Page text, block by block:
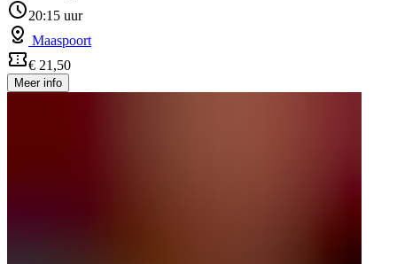
20:15 uur
Maaspoort
€ 21,50
Meer info